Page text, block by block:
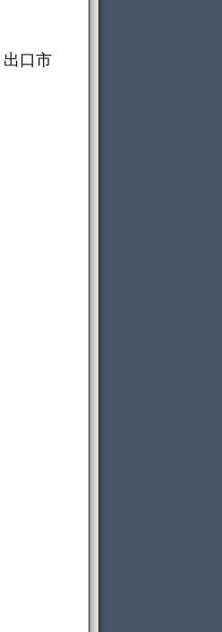
口市